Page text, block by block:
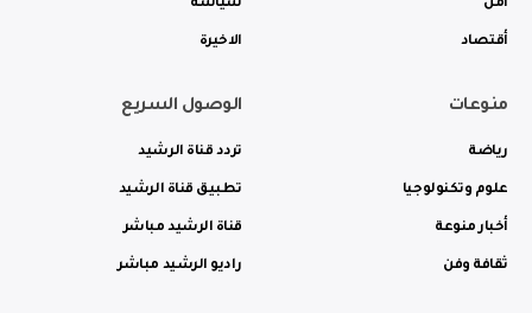
أمن
أقتصاد
سياسة
الاخيرة
منوعات
رياضة
علوم وتكنولوجيا
أخبار منوعة
ثقافة وفن
الوصول السريع
تردد قناة الرشيد
تطبيق قناة الرشيد
قناة الرشيد مباشر
راديو الرشيد مباشر